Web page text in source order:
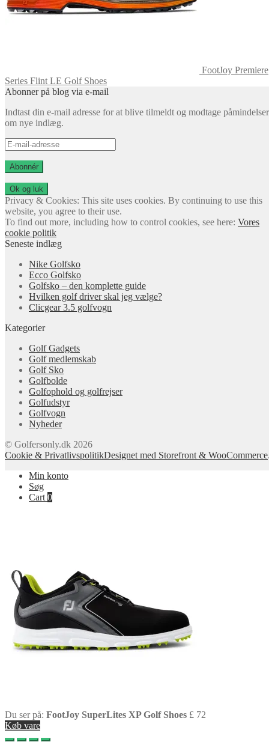
FootJoy Premiere
Series Flint LE Golf Shoes
Abonner på blog via e-mail
Indtast din e-mail adresse for at blive tilmeldt og modtage påmindelser
om nye indlæg.
E-
mail-
adresse
Abonnér
Privacy & Cookies: This site uses cookies. By continuing to use this
website, you agree to their use.
To find out more, including how to control cookies, see here: Vores
cookie politik
Seneste indlæg
Nike Golfsko
Ecco Golfsko
Golfsko – den komplette guide
Hvilken golf driver skal jeg vælge?
Clicgear 3.5 golfvogn
Kategorier
Golf Gadgets
Golf medlemskab
Golf Sko
Golfbolde
Golfophold og golfrejser
Golfudstyr
Golfvogn
Nyheder
© Golfersonly.dk 2026
Cookie & PrivatlivspolitikDesignet med Storefront & WooCommerce
Min konto
Søg
Cart 0
Du ser på: FootJoy SuperLites XP Golf Shoes £ 72
Køb vare